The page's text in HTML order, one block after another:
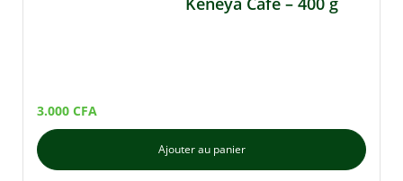
3.000 CFA
Ajouter au panier